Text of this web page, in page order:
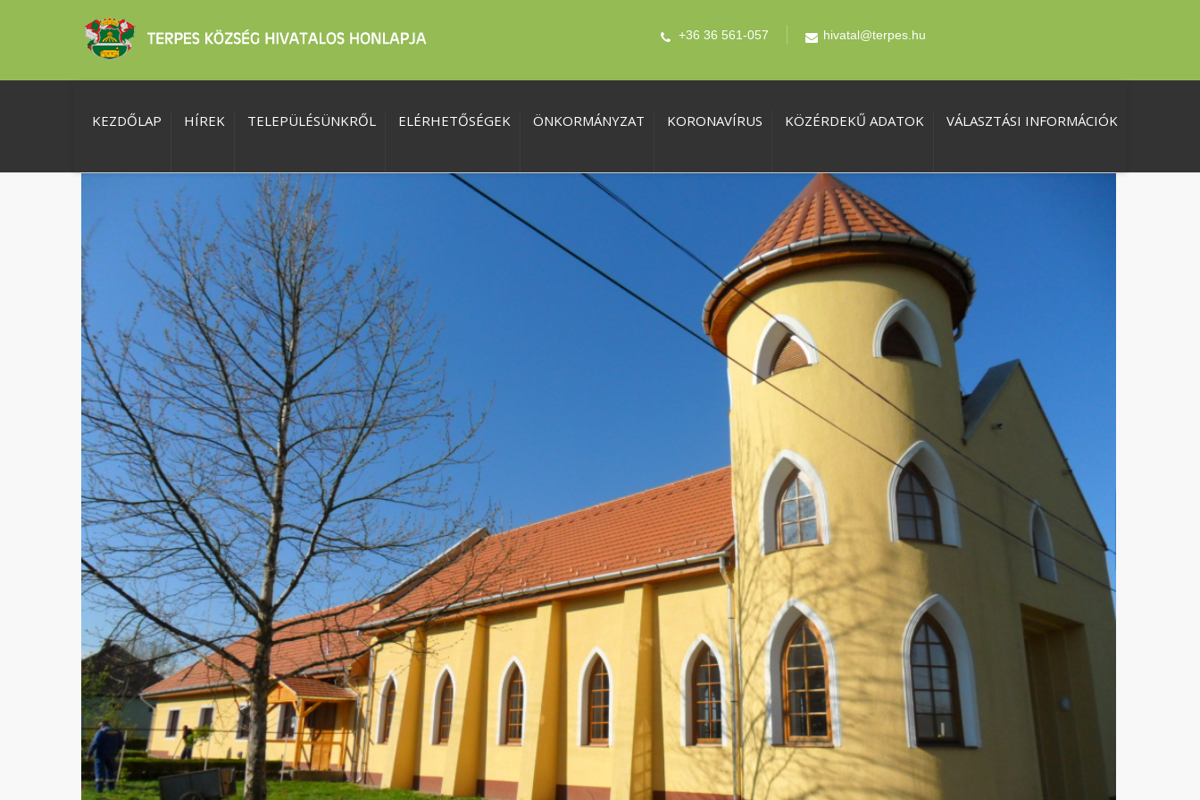
+36 36 561-057 hivatal@terpes.hu
KEZDŐLAP HÍREK TELEPÜLÉSÜNKRŐL ELÉRHETŐSÉGEK ÖNKORMÁNYZAT KORONAVÍRUS KÖZÉRDEKŰ ADATOK VÁLASZTÁSI INFORMÁCIÓK